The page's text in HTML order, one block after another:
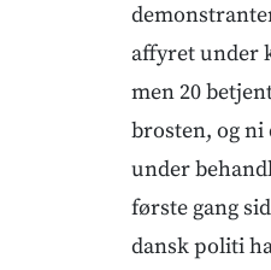
affyret under
men 20
brosten, og
under
første gang
dansk politi